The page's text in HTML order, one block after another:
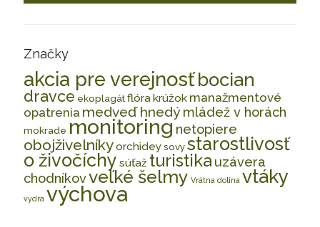
Značky
akcia pre verejnosťbocian
dravce ekoplagátflórakrúžok manažmentové
opatrenia medveď hnedýmládež v horách
mokrade monitoring netopiere
obojživelníkyorchideysovystarostlivosť
o živočíchy súťaž turistikauzávera
chodníkovveľké šelmy Vrátna dolina vtáky
vydra výchova